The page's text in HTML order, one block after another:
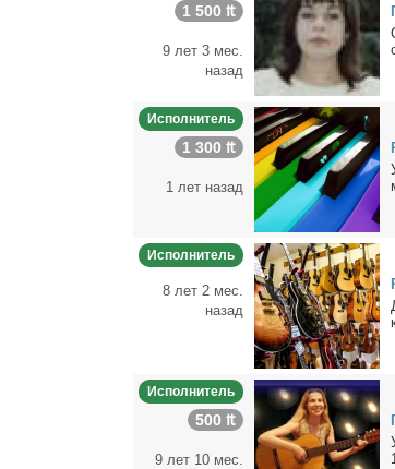
1 500 ₶
9 лет 3 мес.
назад
Исполнитель
1 300 ₶
1 лет назад
Исполнитель
8 лет 2 мес.
назад
Исполнитель
500 ₶
9 лет 10 мес.